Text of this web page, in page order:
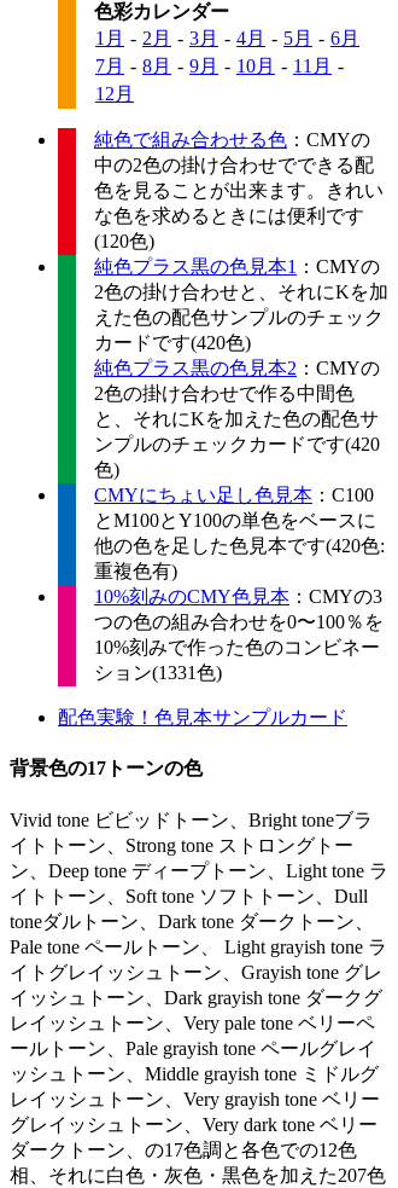
色彩カレンダー
1月 - 2月 - 3月 - 4月 - 5月 - 6月
7月 - 8月 - 9月 - 10月 - 11月 -
12月
純色で組み合わせる色 ：CMYの
中の2色の掛け合わせでできる配
色を見ることが出来ます。きれい
な色を求めるときには便利です
(120色)
純色プラス黒の色見本1 ：CMYの
2色の掛け合わせと、それにKを加
えた色の配色サンプルのチェック
カードです(420色)
純色プラス黒の色見本2 ：CMYの
2色の掛け合わせで作る中間色
と、それにKを加えた色の配色サ
ンプルのチェックカードです(420
色)
CMYにちょい足し色見本 ：C100
とM100とY100の単色をベースに
他の色を足した色見本です(420色:
重複色有)
10%刻みのCMY色見本 ：CMYの3
つの色の組み合わせを0〜100％を
10%刻みで作った色のコンビネー
ション(1331色)
配色実験！色見本サンプルカード
背景色の17トーンの色
Vivid tone ビビッドトーン、Bright toneブラ
イトトーン、Strong tone ストロングトー
ン、Deep tone ディープトーン、Light tone ラ
イトトーン、Soft tone ソフトトーン、Dull
toneダルトーン、Dark tone ダークトーン、
Pale tone ペールトーン、 Light grayish tone ラ
イトグレイッシュトーン、Grayish tone グレ
イッシュトーン、Dark grayish tone ダークグ
レイッシュトーン、Very pale tone ベリーペ
ールトーン、Pale grayish tone ペールグレイ
ッシュトーン、Middle grayish tone ミドルグ
レイッシュトーン、Very grayish tone ベリー
グレイッシュトーン、Very dark tone ベリー
ダークトーン、の17色調と各色での12色
相、それに白色・灰色・黒色を加えた207色